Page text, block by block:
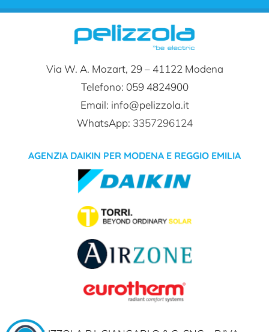
Via W. A. Mozart, 29 – 41122 Modena
Telefono: 059 4824900
Email: info@pelizzola.it
WhatsApp: 3357296124
AGENZIA DAIKIN PER MODENA E REGGIO EMILIA